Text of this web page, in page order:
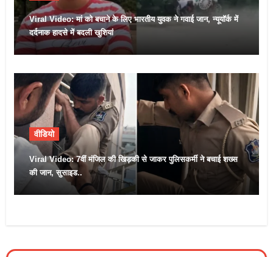
Viral Video: मां को बचाने के लिए भारतीय युवक ने गवाई जान, न्यूयॉर्क में
दर्दनाक हादसे में बदली खुशियां
वीडियो
Viral Video: 7वीं मंजिल की खिड़की से जाकर पुलिसकर्मी ने बचाई शख्स
की जान, सुसाइड..